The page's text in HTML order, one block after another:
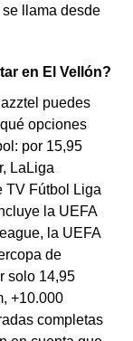
se llama desde
en El Vellón?
puedes
opciones
por 15,95
LaLiga
TV Fútbol Liga
la UEFA
la UEFA
de
solo 14,95
+10.000
completas